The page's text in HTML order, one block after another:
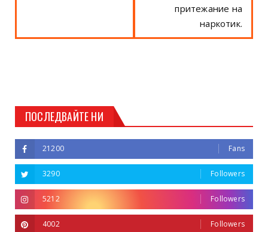
притежание на
наркотик.
ПОСЛЕДВАЙТЕ НИ
21200 Fans
3290 Followers
5212 Followers
4002 Followers